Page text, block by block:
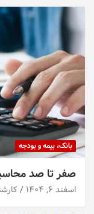
بانک، بیمه و بودجه
صفر تا صد
اسفند ۶, ۱۴۰۴